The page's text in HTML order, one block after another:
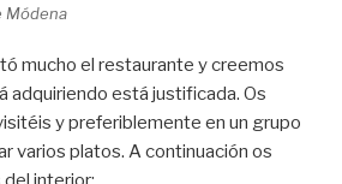
Módena
mucho el restaurante y creemos
adquiriendo está justificada. Os
y preferiblemente en un grupo
varios platos. A continuación os